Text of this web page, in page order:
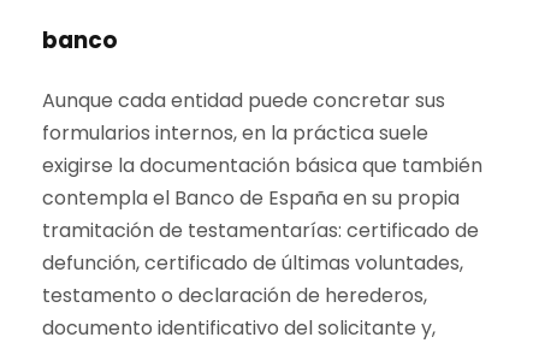
banco
Aunque cada entidad puede concretar sus
formularios internos, en la práctica suele
exigirse la documentación básica que también
contempla el Banco de España en su propia
tramitación de testamentarías: certificado de
defunción, certificado de últimas voluntades,
testamento o declaración de herederos,
documento identificativo del solicitante y,